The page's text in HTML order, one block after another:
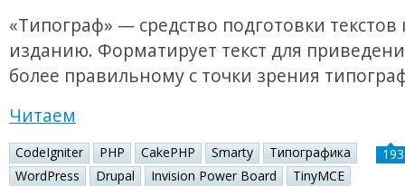
«Типограф» — средство подготовки текстов
изданию. Форматирует текст для
более правильному с точки зрения
Читаем
CodeIgniter PHP CakePHP Smarty
Типографика
WordPress
Drupal Invision Power Board
TinyMCE